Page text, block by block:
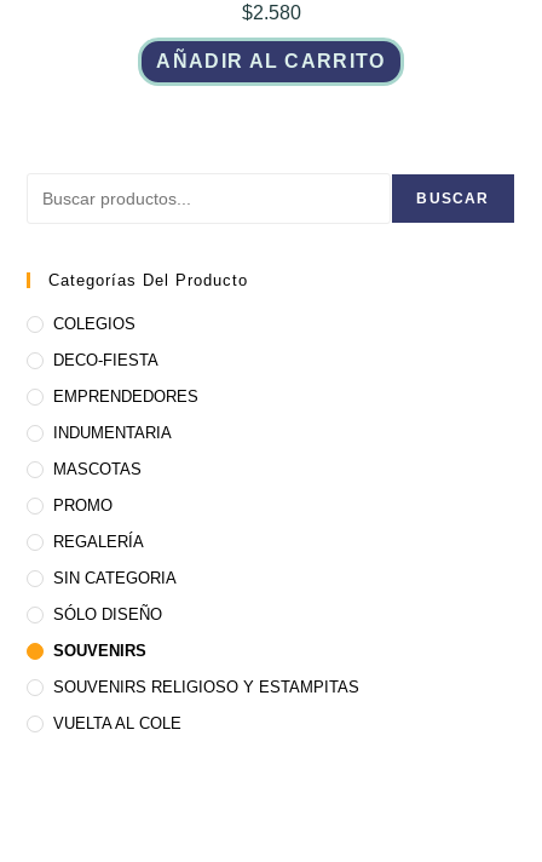
$2.580
AÑADIR AL CARRITO
BUSCAR
Categorías Del Producto
COLEGIOS
DECO-FIESTA
EMPRENDEDORES
INDUMENTARIA
MASCOTAS
PROMO
REGALERÍA
SIN CATEGORIA
SÓLO DISEÑO
SOUVENIRS
SOUVENIRS RELIGIOSO Y ESTAMPITAS
VUELTA AL COLE